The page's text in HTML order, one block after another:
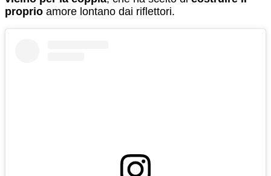
proprio amore lontano dai riflettori.